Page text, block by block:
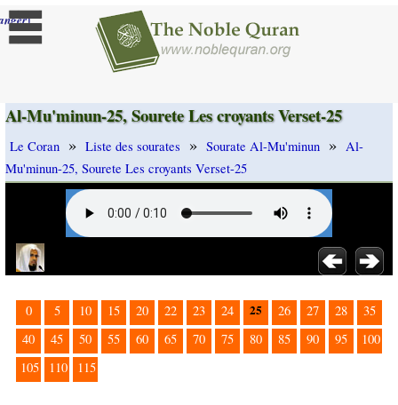
]
Al-Mu'minun-25, Sourete Les croyants Verset-25
Le Coran » Liste des sourates » Sourate Al-Mu'minun » Al-
Mu'minun-25, Sourete Les croyants Verset-25
0 5 10 15 20 22 23 24 25 26 27 28
35
40
45 50 55 60 65 70 75 80 85 90 95
100
105
110 115